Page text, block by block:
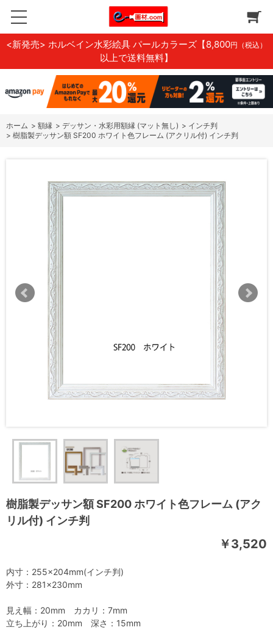
<新発売> ホルベイン水彩絵具 パールカラーズ 【8,800円（税込）
以上で送料無料】
ホーム > 額縁 > デッサン・水彩用額縁 (マット無し) > インチ判
> 樹脂製デッサン額 SF200 ホワイト色フレーム (アクリル付) インチ判
樹脂製デッサン額 SF200 ホワイト色フレーム (アク
リル付) インチ判
￥3,520
内寸：255×204mm(インチ判)
外寸：281×230mm
見え幅：20mm カカリ：7mm
立ち上がり：20mm 深さ：15mm